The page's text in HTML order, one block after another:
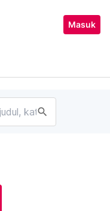
Masuk
search